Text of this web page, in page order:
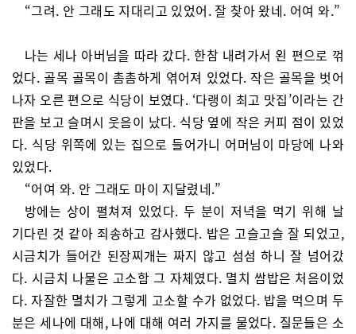
“그려. 안 그래도 지대리고 있었어. 잘 찾아 왔네. 어여 와.”
나는 세나 아버님을 따라 갔다. 한참 내려가서 왼 편으로 꺾
었다. 골목 골목이 촘촘하게 엮어져 있었다. 작은 골목을 벗어
나자 오른 편으로 식당이 보였다. ‘다랭이 최고 맛집’이라는 간
판을 보고 슬며시 웃음이 났다. 식당 옆에 작은 커피 점이 있었
다. 식당 위쪽에 있는 집으로 들어가니 어머님이 마당에 나와
있었다.
“어여 와. 안 그래도 마이 지달렸네.”
방에는 상이 펼쳐져 있었다. 두 분이 저녁을 먹기 위해 날
기다린 것 같아 죄송하고 감사했다. 밥은 고슬고슬 잘 되었고,
시금치가 들어간 된장찌개는 짜지 않고 섬섬 하니 잘 넘어갔
다. 시금치 나물은 고소함 그 자체였다. 멸치 쌈밥은 처음이었
다. 자잘한 멸치가 그렇게 고소할 수가 없었다. 밥을 먹으며 두
분은 세나에 대해, 나에 대해 여러 가지를 물었다. 질문들은 소